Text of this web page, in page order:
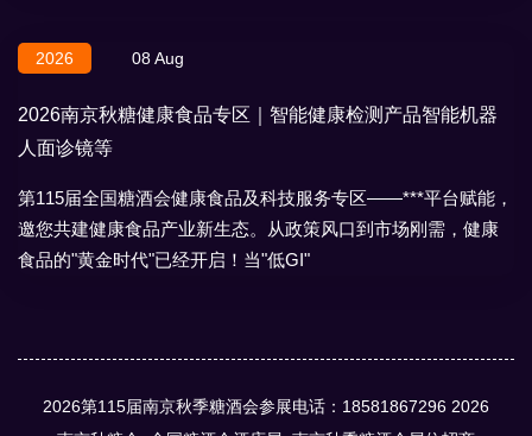
2026 08 Aug
2026南京秋糖健康食品专区｜智能健康检测产品智能机器
人面诊镜等
第115届全国糖酒会健康食品及科技服务专区——***平台赋能，
邀您共建健康食品产业新生态。从政策风口到市场刚需，健康
食品的"黄金时代"已经开启！当"低GI"
2026第115届南京秋季糖酒会参展电话：18581867296 2026